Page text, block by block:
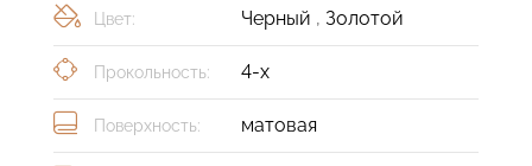
Цвет: Черный , Золотой
Прокольность: 4-х
Поверхность: матовая